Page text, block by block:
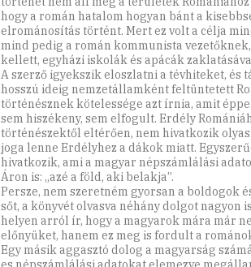
hogy a román hatalom hogyan bánt a
elrománosítás történt. Mert ez volt a célja
mind pedig a román kommunista
kellett, egyházi iskolák és apácák
A szerző igyekszik eloszlatni a tévhiteket, és
hosszú ideig nemzetállamként feltüntetett
történésznek kötelessége azt írnia, amit
sem hiszékeny, sem elfogult. Erdély
történészektől eltérően, nem hivatkozik
joga lenne Erdélyhez a dákok miatt.
hivatkozik, ami a magyar népszámlálási
Áron is: „azé a föld, aki belakja”.
Persze, nem szeretném gyorsan a boldogok
sőt, a könyvét olvasva néhány dolgot
helyen arról ír, hogy a magyarok mára már
előnyüket, hanem ez meg is fordult a
Egy másik aggasztó dolog a magyarság